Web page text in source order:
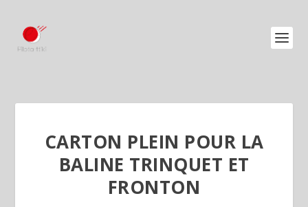
CARTON PLEIN POUR LA
BALINE TRINQUET ET
FRONTON